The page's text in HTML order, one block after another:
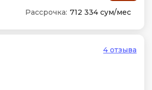
Рассрочка: 712 334 сум/мес
4 отзыва